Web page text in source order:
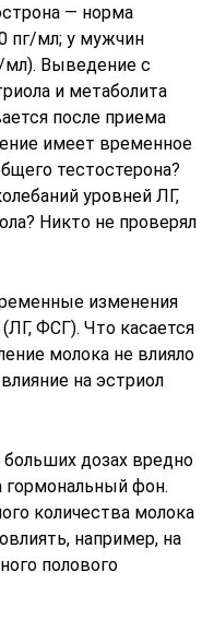
— норма
пг/мл; у мужчин
мл). Выведение с
и метаболита
после приема
имеет временное
тестостерона?
уровней ЛГ,
Никто не проверял
изменения
ФСГ). Что касается
молока не влияло
на эстриол
дозах вредно
гормональный фон.
количества молока
например, на
полового